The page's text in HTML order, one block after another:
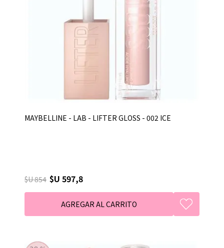
MAYBELLINE - LAB - LIFTER GLOSS - 002 ICE
$U 854 $U 597,8